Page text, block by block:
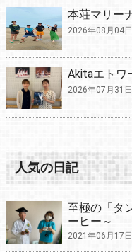
本荘マリー
2026年08月04日
Akitaエトワ
2026年07月31日
人気の日記
至極の「タ
ーヒー～
2021年06月17日